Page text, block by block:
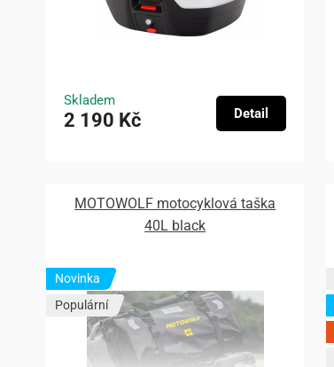
Skladem
2 190 Kč Detail
MOTOWOLF motocyklová taška
40L black
Novinka
Populární